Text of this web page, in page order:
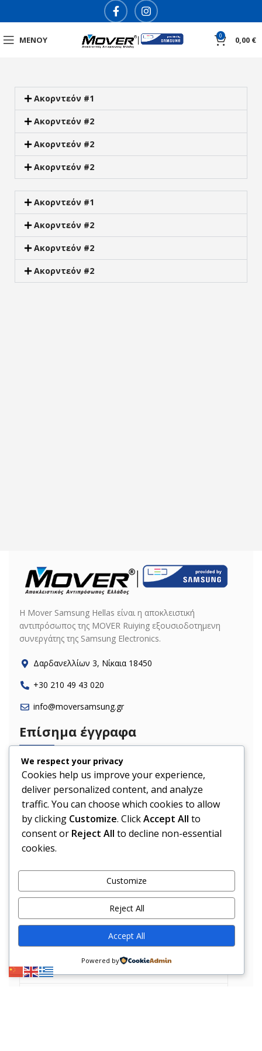
ΜΕΝΟΎ 0 0,00 €
Ακορντεόν #1
Ακορντεόν #2
Ακορντεόν #2
Ακορντεόν #2
Ακορντεόν #1
Ακορντεόν #2
Ακορντεόν #2
Ακορντεόν #2
H Mover Samsung Hellas είναι η αποκλειστική
αντιπρόσωπος της MOVER Ruiying εξουσιοδοτημενη
συνεργάτης της Samsung Electronics.
Δαρδανελλίων 3, Νίκαια 18450
+30 210 49 43 020
info@moversamsung.gr
Επίσημα έγγραφα
Συμβόλαιο Mover Samsung
Επίσημο έγγραφη σύμβασης
Επίσημο έντυπο εγγύησης
ΟΡΟΙ ΧΡΗΣΗΣ
Επικοινωνία
We respect your privacy
Cookies help us improve your experience,
deliver personalized content, and analyze
traffic. You can choose which cookies to allow
by clicking Customize. ClickAccept All to
consent or Reject All to decline non-essential
cookies.
Customize
Reject All
Accept All
Powered by